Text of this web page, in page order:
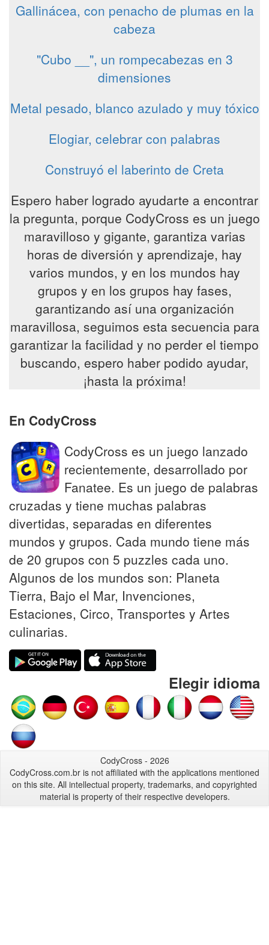
Gallinácea, con penacho de plumas en la
cabeza
"Cubo __", un rompecabezas en 3
dimensiones
Metal pesado, blanco azulado y muy tóxico
Elogiar, celebrar con palabras
Construyó el laberinto de Creta
Espero haber logrado ayudarte a encontrar
la pregunta, porque CodyCross es un juego
maravilloso y gigante, garantiza varias
horas de diversión y aprendizaje, hay
varios mundos, y en los mundos hay
grupos y en los grupos hay fases,
garantizando así una organización
maravillosa, seguimos esta secuencia para
garantizar la facilidad y no perder el tiempo
buscando, espero haber podido ayudar,
¡hasta la próxima!
En CodyCross
CodyCross es un juego lanzado
recientemente, desarrollado por
Fanatee. Es un juego de palabras
cruzadas y tiene muchas palabras
divertidas, separadas en diferentes
mundos y grupos. Cada mundo tiene más
de 20 grupos con 5 puzzles cada uno.
Algunos de los mundos son: Planeta
Tierra, Bajo el Mar, Invenciones,
Estaciones, Circo, Transportes y Artes
culinarias.
Elegir idioma
CodyCross - 2026
CodyCross.com.br is not affiliated with the applications mentioned
on this site. All intellectual property, trademarks, and copyrighted
material is property of their respective developers.